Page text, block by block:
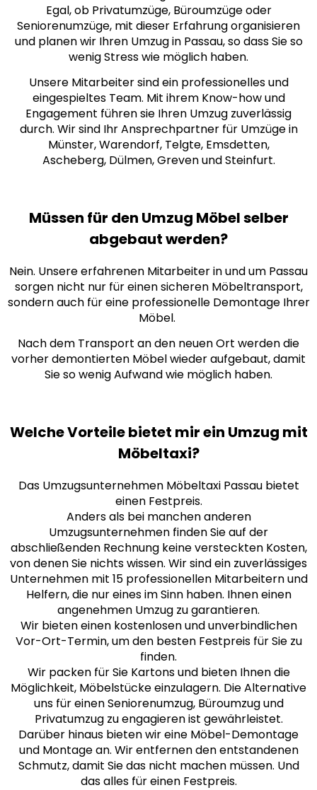
Egal, ob Privatumzüge, Büroumzüge oder
Seniorenumzüge, mit dieser Erfahrung organisieren
und planen wir Ihren Umzug in Passau, so dass Sie so
wenig Stress wie möglich haben.
Unsere Mitarbeiter sind ein professionelles und
eingespieltes Team. Mit ihrem Know-how und
Engagement führen sie Ihren Umzug zuverlässig
durch. Wir sind Ihr Ansprechpartner für Umzüge in
Münster, Warendorf, Telgte, Emsdetten,
Ascheberg, Dülmen, Greven und Steinfurt.
Müssen für den Umzug Möbel selber
abgebaut werden?
Nein. Unsere erfahrenen Mitarbeiter in und um Passau
sorgen nicht nur für einen sicheren Möbeltransport,
sondern auch für eine professionelle Demontage Ihrer
Möbel.
Nach dem Transport an den neuen Ort werden die
vorher demontierten Möbel wieder aufgebaut, damit
Sie so wenig Aufwand wie möglich haben.
Welche Vorteile bietet mir ein Umzug mit
Möbeltaxi?
Das Umzugsunternehmen Möbeltaxi Passau bietet
einen Festpreis.
Anders als bei manchen anderen
Umzugsunternehmen finden Sie auf der
abschließenden Rechnung keine versteckten Kosten,
von denen Sie nichts wissen. Wir sind ein zuverlässiges
Unternehmen mit 15 professionellen Mitarbeitern und
Helfern, die nur eines im Sinn haben. Ihnen einen
angenehmen Umzug zu garantieren.
Wir bieten einen kostenlosen und unverbindlichen
Vor-Ort-Termin, um den besten Festpreis für Sie zu
finden.
Wir packen für Sie Kartons und bieten Ihnen die
Möglichkeit, Möbelstücke einzulagern. Die Alternative
uns für einen Seniorenumzug, Büroumzug und
Privatumzug zu engagieren ist gewährleistet.
Darüber hinaus bieten wir eine Möbel-Demontage
und Montage an. Wir entfernen den entstandenen
Schmutz, damit Sie das nicht machen müssen. Und
das alles für einen Festpreis.